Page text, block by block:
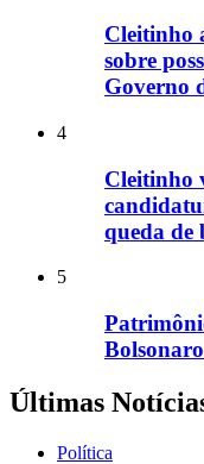
Cleitinho
sobre
Governo
4
Cleitinho
queda de
5
Últimas
Política